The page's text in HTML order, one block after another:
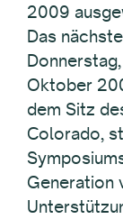
2009
Das
Oktober
dem Sitz
Colorado,
Generation